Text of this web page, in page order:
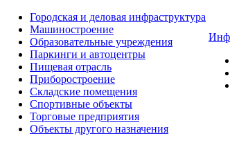
Городская и деловая инфраструктура
Машиностроение
Образовательные учреждения
Паркинги и автоцентры
Пищевая отрасль
Приборостроение
Складские помещения
Спортивные объекты
Торговые предприятия
Объекты другого назначения